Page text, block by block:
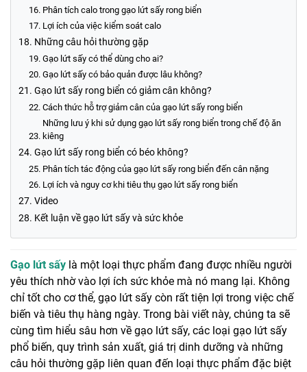
Phân tích calo trong gạo lứt sấy rong biển
Lợi ích của việc kiểm soát calo
Những câu hỏi thường gặp
Gạo lứt sấy có thể dùng cho ai?
Gạo lứt sấy có bảo quản được lâu không?
Gạo lứt sấy rong biển có giảm cân không?
Cách thức hỗ trợ giảm cân của gạo lứt sấy rong biển
Những lưu ý khi sử dụng gạo lứt sấy rong biển trong chế độ ăn
kiêng
Gạo lứt sấy rong biển có béo không?
Phân tích tác động của gạo lứt sấy rong biển đến cân nặng
Lợi ích và nguy cơ khi tiêu thụ gạo lứt sấy rong biển
Video
Kết luận về gạo lứt sấy và sức khỏe
Gạo lứt sấy là một loại thực phẩm đang được nhiều người
yêu thích nhờ vào lợi ích sức khỏe mà nó mang lại. Không
chỉ tốt cho cơ thể, gạo lứt sấy còn rất tiện lợi trong việc chế
biến và tiêu thụ hàng ngày. Trong bài viết này, chúng ta sẽ
cùng tìm hiểu sâu hơn về gạo lứt sấy, các loại gạo lứt sấy
phổ biến, quy trình sản xuất, giá trị dinh dưỡng và những
câu hỏi thường gặp liên quan đến loại thực phẩm đặc biệt